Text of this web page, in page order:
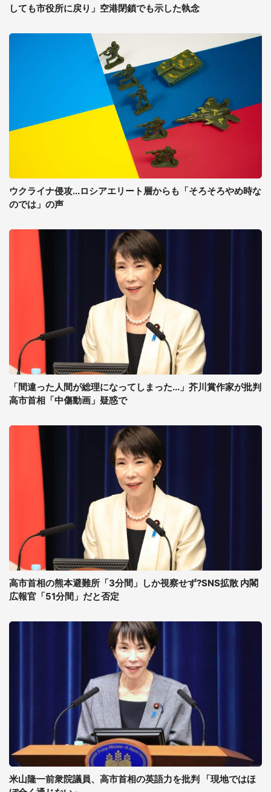
しても市役所に戻り」空港閉鎖でも示した執念
ウクライナ侵攻...ロシアエリート層からも「そろそろやめ時な
のでは」の声
「間違った人間が総理になってしまった...」芥川賞作家が批判
高市首相「中傷動画」疑惑で
高市首相の熊本避難所「3分間」しか視察せず?SNS拡散 内閣
広報官「51分間」だと否定
米山隆一前衆院議員、高市首相の英語力を批判 「現地ではほ